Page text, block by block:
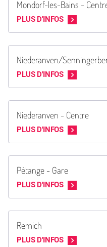
Mondorf-les-Bains -
PLUS D'INFOS
Niederanven/
PLUS D'INFOS
Niederanven - Centre
PLUS D'INFOS
Pétange - Gare
PLUS D'INFOS
Remich
PLUS D'INFOS